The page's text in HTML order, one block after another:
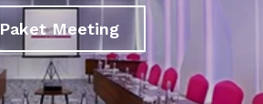
Paket Meeting